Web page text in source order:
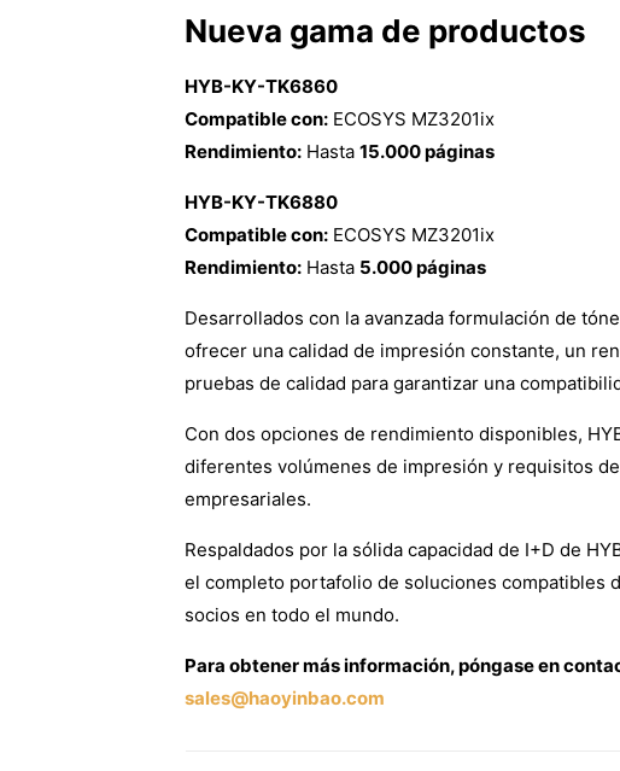
Nueva gama de productos
HYB-KY-TK6860
Compatible con:ECOSYS MZ3201ix
Rendimiento:Hasta 15.000 páginas
HYB-KY-TK6880
Compatible con:ECOSYS MZ3201ix
Rendimiento:Hasta 5.000 páginas
Desarrollados con la avanzada formulación de
ofrecer una calidad de impresión constante, un
pruebas de calidad para garantizar una
Con dos opciones de rendimiento disponibles,
diferentes volúmenes de impresión y requisitos
empresariales.
Respaldados por la sólida capacidad de I+D de
el completo portafolio de soluciones compatibles
socios en todo el mundo.
Para obtener más información, póngase en
sales@haoyinbao.com